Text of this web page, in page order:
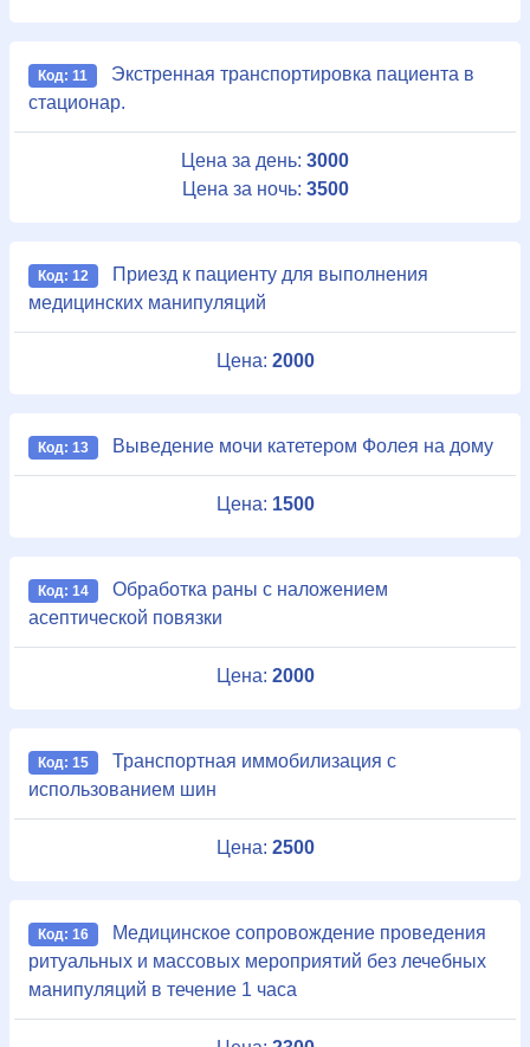
Код: 11
Экстренная транспортировка пациента в
стационар.
Цена за день: 3000
Цена за ночь: 3500
Код: 12
Приезд к пациенту для выполнения
медицинских манипуляций
Цена: 2000
Код: 13 Выведение мочи катетером Фолея на дому
Цена: 1500
Код: 14
Обработка раны с наложением
асептической повязки
Цена: 2000
Код: 15
Транспортная иммобилизация с
использованием шин
Цена: 2500
Код: 16
Медицинское сопровождение проведения
ритуальных и массовых мероприятий без лечебных
манипуляций в течение 1 часа